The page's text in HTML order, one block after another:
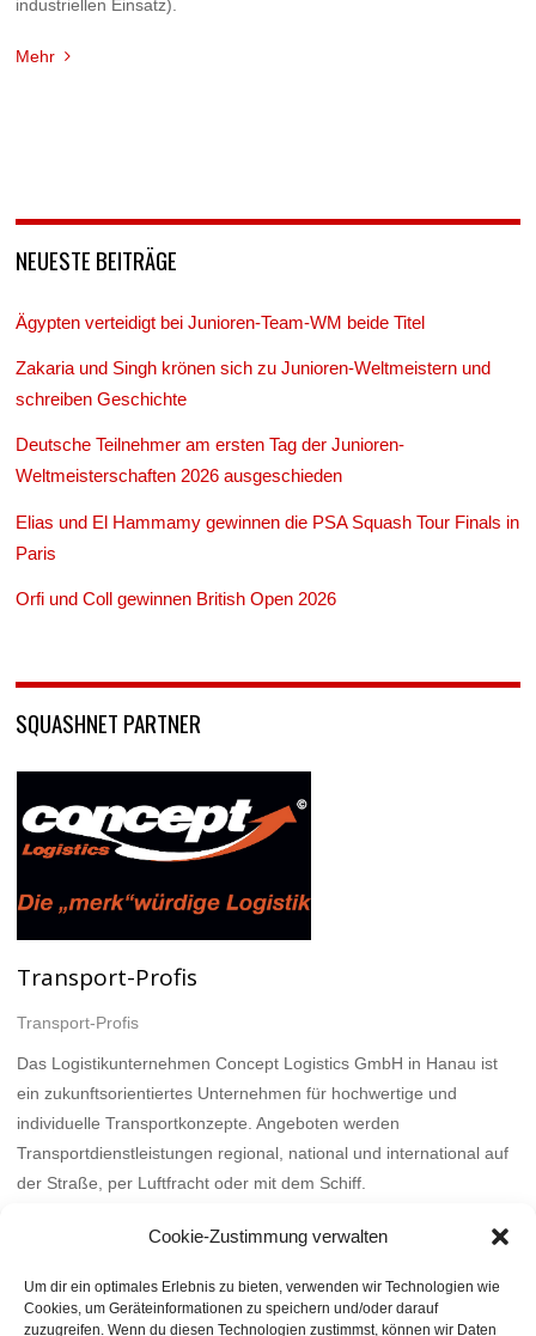
Cookie-Zustimmung verwalten
Um dir ein optimales Erlebnis zu bieten, verwenden wir Technologien wie
Cookies, um Geräteinformationen zu speichern und/oder darauf
zuzugreifen. Wenn du diesen Technologien zustimmst, können wir Daten
industriellen Einsatz).
Mehr
NEUESTE BEITRÄGE
Ägypten verteidigt bei Junioren-Team-WM beide Titel
Zakaria und Singh krönen sich zu Junioren-Weltmeistern und
schreiben Geschichte
Deutsche Teilnehmer am ersten Tag der Junioren-
Weltmeisterschaften 2026 ausgeschieden
Elias und El Hammamy gewinnen die PSA Squash Tour Finals in
Paris
Orfi und Coll gewinnen British Open 2026
SQUASHNET PARTNER
Transport-Profis
Transport-Profis
Das Logistikunternehmen Concept Logistics GmbH in Hanau ist
ein zukunftsorientiertes Unternehmen für hochwertige und
individuelle Transportkonzepte. Angeboten werden
Transportdienstleistungen regional, national und international auf
der Straße, per Luftfracht oder mit dem Schiff.